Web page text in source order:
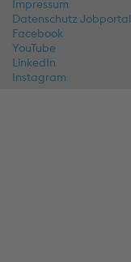
Impressum
Datenschutz Jobportal
Facebook
YouTube
LinkedIn
Instagram